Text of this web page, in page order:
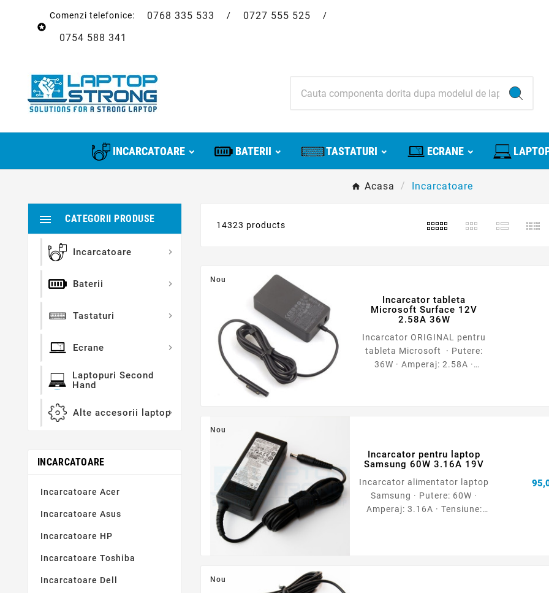

Comenzi telefonice: 0768 335 533 / 0727 555 525 /
0754 588 341
INCARCATOARE BATERII TASTATURI ECRANE
Acasa Incarcatoare
CATEGORII PRODUSE

Incarcatoare 
Baterii 
Tastaturi 
Ecrane 
Laptopuri Second
Hand
Alte accesorii laptop

INCARCATOARE
Incarcatoare Acer
Incarcatoare Asus
Incarcatoare HP
Incarcatoare Toshiba
Incarcatoare Dell
14323 products
Nou
Incarcator tableta
Microsoft Surface 12V
2.58A 36W
Incarcator ORIGINAL pentru
tableta Microsoft · Putere:
36W · Amperaj: 2.58A ·
Nou
Incarcator pentru laptop
Samsung 60W 3.16A 19V
Incarcator alimentator laptop
Samsung · Putere: 60W ·
Amperaj: 3.16A · Tensiune:
Nou